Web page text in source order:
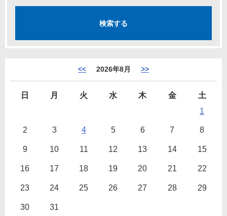
<< 2026年8月 >>
日 月 火 水 木 金
土
1
2 3 4 5 6 7 8
9 10 11 12 13 14 15
16 17 18 19 20 21 22
23 24 25 26 27 28 29
30 31